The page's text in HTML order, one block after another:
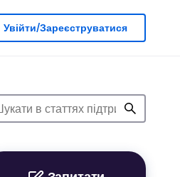
Увійти/Зареєструватися